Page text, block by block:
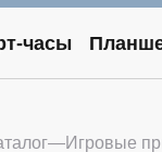
часы
Игровые